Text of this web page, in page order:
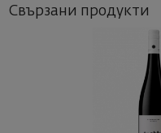
Свързани продукти